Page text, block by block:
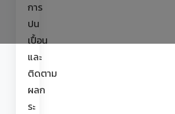
การ
ปน
เปื้อน
และ
ติดตาม
ผลก
ระ